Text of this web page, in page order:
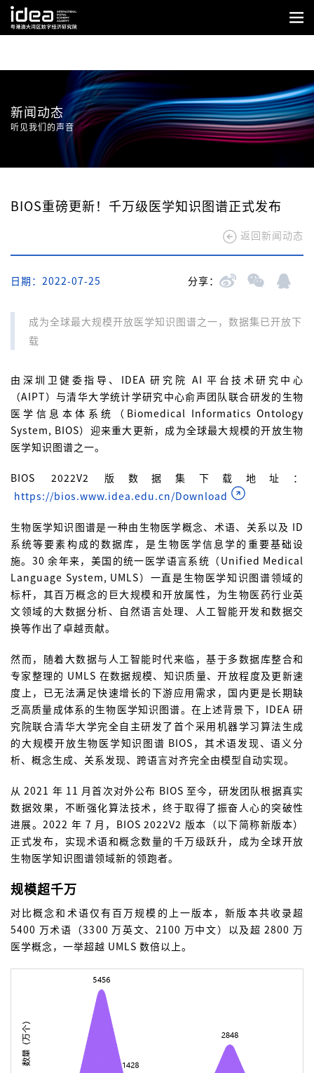
新闻动态
听见我们的声音
BIOS重磅更新！千万级医学知识图谱正式发布
返回新闻动态
日期：2022-07-25 分享：
成为全球最大规模开放医学知识图谱之一，数据集已开放下
载
由深圳卫健委指导、IDEA 研究院 AI 平台技术研究中心
（AIPT）与清华大学统计学研究中心俞声团队联合研发的生物
医学信息本体系统（Biomedical Informatics Ontology
System, BIOS）迎来重大更新，成为全球最大规模的开放生物
医学知识图谱之一。
BIOS 2022V2 版数据集下载地址：
https://bios.www.idea.edu.cn/Download
生物医学知识图谱是一种由生物医学概念、术语、关系以及 ID
系统等要素构成的数据库，是生物医学信息学的重要基础设
施。30 余年来，美国的统一医学语言系统（Unified Medical
Language System, UMLS）一直是生物医学知识图谱领域的
标杆，其百万概念的巨大规模和开放属性，为生物医药行业英
文领域的大数据分析、自然语言处理、人工智能开发和数据交
换等作出了卓越贡献。
然而，随着大数据与人工智能时代来临，基于多数据库整合和
专家整理的 UMLS 在数据规模、知识质量、开放程度及更新速
度上，已无法满足快速增长的下游应用需求，国内更是长期缺
乏高质量成体系的生物医学知识图谱。在上述背景下，IDEA 研
究院联合清华大学完全自主研发了首个采用机器学习算法生成
的大规模开放生物医学知识图谱 BIOS，其术语发现、语义分
析、概念生成、关系发现、跨语言对齐完全由模型自动实现。
从 2021 年 11 月首次对外公布 BIOS 至今，研发团队根据真实
数据效果，不断强化算法技术，终于取得了振奋人心的突破性
进展。2022 年 7 月，BIOS 2022V2 版本（以下简称新版本）
正式发布，实现术语和概念数量的千万级跃升，成为全球开放
生物医学知识图谱领域新的领跑者。
规模超千万
对比概念和术语仅有百万规模的上一版本，新版本共收录超
5400 万术语（3300 万英文、2100 万中文）以及超 2800 万
医学概念，一举超越 UMLS 数倍以上。